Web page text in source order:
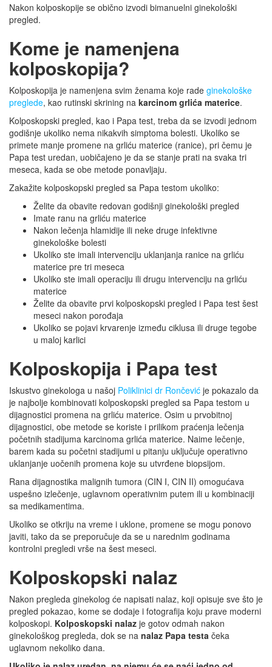
Nakon kolposkopije se obično izvodi bimanuelni ginekološki
pregled.
Kome je namenjena
kolposkopija?
Kolposkopija je namenjena svim ženama koje rade ginekološke
preglede, kao rutinski skrining na karcinom grlića materice.
Kolposkopski pregled, kao i Papa test, treba da se izvodi jednom
godišnje ukoliko nema nikakvih simptoma bolesti. Ukoliko se
primete manje promene na grliću materice (ranice), pri čemu je
Papa test uredan, uobičajeno je da se stanje prati na svaka tri
meseca, kada se obe metode ponavljaju.
Zakažite kolposkopski pregled sa Papa testom ukoliko:
Želite da obavite redovan godišnji ginekološki pregled
Imate ranu na grliću materice
Nakon lečenja hlamidije ili neke druge infektivne
ginekološke bolesti
Ukoliko ste imali intervenciju uklanjanja ranice na grliću
materice pre tri meseca
Ukoliko ste imali operaciju ili drugu intervenciju na grliću
materice
Želite da obavite prvi kolposkopski pregled i Papa test šest
meseci nakon porođaja
Ukoliko se pojavi krvarenje između ciklusa ili druge tegobe
u maloj karlici
Kolposkopija i Papa test
Iskustvo ginekologa u našoj Poliklinici dr Rončević je pokazalo da
je najbolje kombinovati kolposkopski pregled sa Papa testom u
dijagnostici promena na grliću materice. Osim u prvobitnoj
dijagnostici, obe metode se koriste i prilikom praćenja lečenja
početnih stadijuma karcinoma grlića materice. Naime lečenje,
barem kada su početni stadijumi u pitanju uključuje operativno
uklanjanje uočenih promena koje su utvrđene biopsijom.
Rana dijagnostika malignih tumora (CIN I, CIN II) omogućava
uspešno izlečenje, uglavnom operativnim putem ili u kombinaciji
sa medikamentima.
Ukoliko se otkriju na vreme i uklone, promene se mogu ponovo
javiti, tako da se preporučuje da se u narednim godinama
kontrolni pregledi vrše na šest meseci.
Kolposkopski nalaz
Nakon pregleda ginekolog će napisati nalaz, koji opisuje sve što je
pregled pokazao, kome se dodaje i fotografija koju prave moderni
kolposkopi. Kolposkopski nalaz je gotov odmah nakon
ginekološkog pregleda, dok se na nalaz Papa testa čeka
uglavnom nekoliko dana.